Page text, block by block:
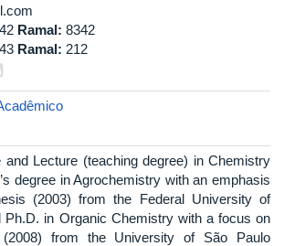
Ramal: 8342
Ramal: 212
and Lecture (teaching degree) in Chemistry
degree in Agrochemistry with an emphasis
(2003) from the Federal University of
Ph.D. in Organic Chemistry with a focus on
(2008) from the University of São Paulo